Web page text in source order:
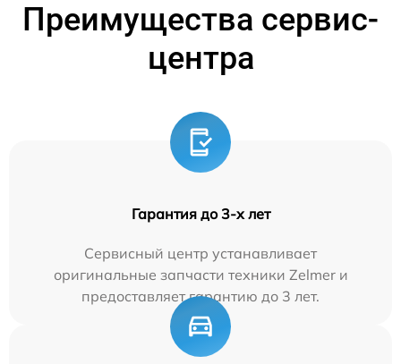
Преимущества сервис-
центра
Гарантия до 3-х лет
Сервисный центр устанавливает
оригинальные запчасти техники Zelmer и
предоставляет гарантию до 3 лет.